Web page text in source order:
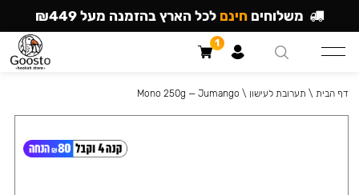
דף הבית \ תערובת לעישון \
Mono 250g — Jumango
משלוחים חינם לכל הארץ בהזמנה מעל ₪449
1